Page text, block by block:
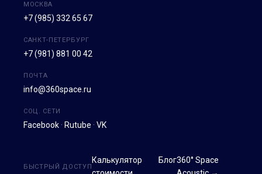
МОСКВА
+7 (985) 332 65 67
САНКТ-ПЕТЕРБУРГ
+7 (981) 881 00 42
ПОЧТА
info@360space.ru
СОЦ. СЕТИ
Facebook · Rutube · VK
БЫСТРЫЙ ДОСТУП
Калькулятор
Блог360° Space